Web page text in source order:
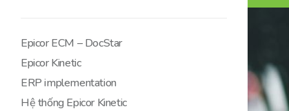
Epicor ECM – DocStar
Epicor Kinetic
ERP implementation
Hệ thống Epicor Kinetic